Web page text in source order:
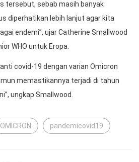
tersebut, sebab masih banyak
diperhatikan lebih lanjut agar kita
endemi”, ujar Catherine Smallwood
WHO untuk Eropa.
covid-19 dengan varian Omicron
memastikannya terjadi di tahun
ungkap Smallwood.
OMICRON pandemicovid19